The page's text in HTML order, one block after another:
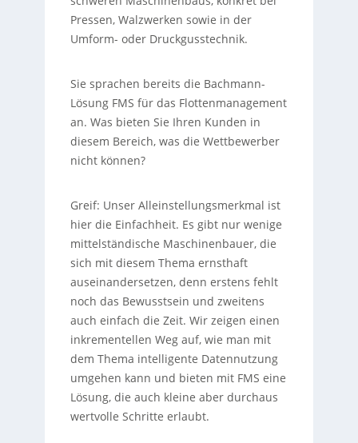
Pressen, Walzwerken sowie in der
Umform- oder Druckgusstechnik.
Sie sprachen bereits die Bachmann-
Lösung FMS für das Flottenmanagement
an. Was bieten Sie Ihren Kunden in
diesem Bereich, was die Wettbewerber
nicht können?
Greif: Unser Alleinstellungsmerkmal ist
hier die Einfachheit. Es gibt nur wenige
mittelständische Maschinenbauer, die
sich mit diesem Thema ernsthaft
auseinandersetzen, denn erstens fehlt
noch das Bewusstsein und zweitens
auch einfach die Zeit. Wir zeigen einen
inkrementellen Weg auf, wie man mit
dem Thema intelligente Datennutzung
umgehen kann und bieten mit FMS eine
Lösung, die auch kleine aber durchaus
wertvolle Schritte erlaubt.